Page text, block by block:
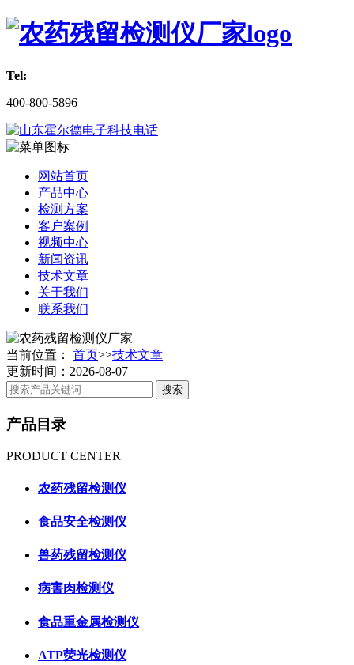
Tel:
400-800-5896
网站首页
产品中心
检测方案
客户案例
视频中心
新闻资讯
技术文章
关于我们
联系我们
当前位置： 首页>>技术文章
更新时间：2026-08-07
产品目录
PRODUCT CENTER
农药残留检测仪
食品安全检测仪
兽药残留检测仪
病害肉检测仪
食品重金属检测仪
ATP荧光检测仪